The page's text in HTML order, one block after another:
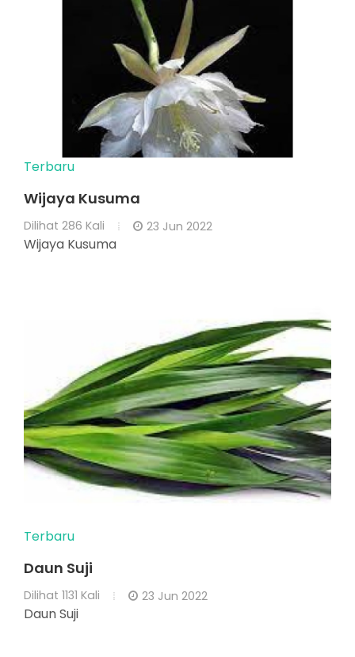
Terbaru
Wijaya Kusuma
Dilihat 286 Kali 23 Jun 2022
Wijaya Kusuma
Terbaru
Daun Suji
Dilihat 1131 Kali 23 Jun 2022
Daun Suji